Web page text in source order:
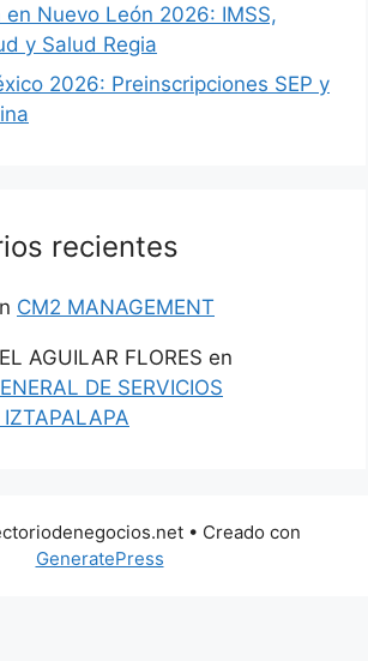
en Nuevo León 2026: IMSS,
y Salud Regia
2026: Preinscripciones SEP y
recientes
CM2 MANAGEMENT
AGUILAR FLORES en
DE SERVICIOS
IZTAPALAPA
• Creado con
GeneratePress